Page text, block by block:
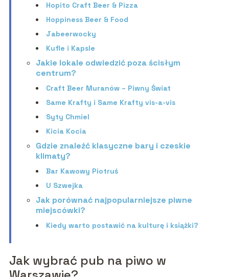
Hopito Craft Beer & Pizza
Hoppiness Beer & Food
Jabeerwocky
Kufle i Kapsle
Jakie lokale odwiedzić poza ścisłym
centrum?
Craft Beer Muranów – Piwny Świat
Same Krafty i Same Krafty vis-a-vis
Syty Chmiel
Kicia Kocia
Gdzie znaleźć klasyczne bary i czeskie
klimaty?
Bar Kawowy Piotruś
U Szwejka
Jak porównać najpopularniejsze piwne
miejscówki?
Kiedy warto postawić na kulturę i książki?
Jak wybrać pub na piwo w